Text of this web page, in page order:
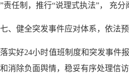
责任制，推行“说理式执法”， 充
七、健全突发事件应对体系，依法
落实好24小时值班制度和突发事件
消除负面舆情，稳妥有序处理信